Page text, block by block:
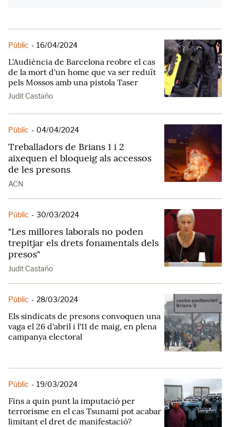
Públic - 16/04/2024
L'Audiència de Barcelona reobre el cas
de la mort d'un home que va ser reduït
pels Mossos amb una pistola Taser
Judit Castaño
Públic - 04/04/2024
Treballadors de Brians 1 i 2
aixequen el bloqueig als accessos
de les presons
ACN
Públic - 30/03/2024
"Les millores laborals no poden
trepitjar els drets fonamentals dels
presos"
Judit Castaño
Públic - 28/03/2024
Els sindicats de presons convoquen una
vaga el 26 d'abril i l'11 de maig, en plena
campanya electoral
Públic - 19/03/2024
Fins a quin punt la imputació per
terrorisme en el cas Tsunami pot acabar
limitant el dret de manifestació?